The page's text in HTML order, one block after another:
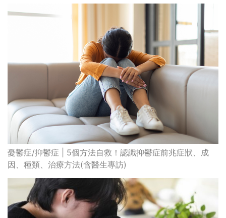
憂鬱症/抑鬱症 | 5個方法自救！認識抑鬱症前兆症狀、成
因、種類、治療方法(含醫生專訪)